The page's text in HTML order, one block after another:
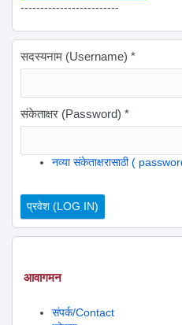
-------------------------
सदस्यनाम (Username) *
संकेताक्षर (Password) *
नव्या संकेताक्षरासाठी (
आवागमन
संपर्क/Contact